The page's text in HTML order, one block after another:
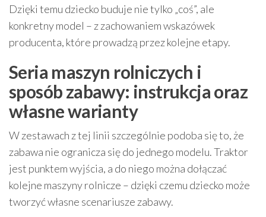
Dzięki temu dziecko buduje nie tylko „coś”, ale
konkretny model – z zachowaniem wskazówek
producenta, które prowadzą przez kolejne etapy.
Seria maszyn rolniczych i
sposób zabawy: instrukcja oraz
własne warianty
W zestawach z tej linii szczególnie podoba się to, że
zabawa nie ogranicza się do jednego modelu. Traktor
jest punktem wyjścia, a do niego można dołączać
kolejne maszyny rolnicze – dzięki czemu dziecko może
tworzyć własne scenariusze zabawy.